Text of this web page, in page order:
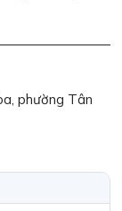
phường Tân